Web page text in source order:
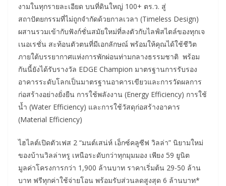
งามในทุกรายละเอียด บนที่ดินใหญ่ 100+ ตร.ว. สู่
สถาปัตยกรรมที่ไม่ถูกจำกัดด้วยกาลเวลา (Timeless Design)
ผสานรวมเข้ากับฟังก์ชั่นสมัยใหม่ที่ลงตัวกับไลฟ์สไตล์ของทุกเจ
เนอเรชั่น สะท้อนตัวตนที่มีเอกลักษณ์ พร้อมให้คุณได้ใช้ชีวิต
ภายใต้บรรยากาศแห่งการพักผ่อนท่ามกลางธรรมชาติ พร้อม
กันนี้ยังได้รับรางวัล EDGE Champion มาตรฐานการรับรอง
อาคารระดับโลกเป็นมาตรฐานอาคารเขียวและการวัดผลการ
ก่อสร้างอย่างยั่งยืน การใช้พลังงาน (Energy Efficiency) การใช้
น้ำ (Water Efficiency) และการใช้วัสดุก่อสร้างอาคาร
(Material Efficiency)
ไฮไลต์เปิดตัวเฟส 2 “มนต์เสน่ห์ เอ็กซ์คลูซีฟ วิลล่า” นิยามใหม่
ของบ้านวิลล่าหรู เหนือระดับกว่าทุกมุมมอง เพียง 59 ยูนิต
มูลค่าโครงการกว่า 1,900 ล้านบาท ราคาเริ่มต้น 29-50 ล้าน
บาท ฟรีทุกค่าใช้จ่ายโอน พร้อมรับส่วนลดสูงสุด 6 ล้านบาท*